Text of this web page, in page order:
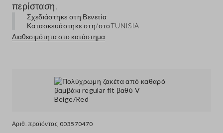
Αριθ. προϊόντος 003570470
περίσταση.
Σχεδιάστηκε στη Βενετία
Κατασκευάστηκε στη/στοTUNISIA
Διαθεσιμότητα στο κατάστημα